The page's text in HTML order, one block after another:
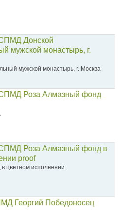
Донской
мужской монастырь, г.
мужской монастырь, г. Москва
Роза Алмазный фонд
Роза Алмазный фонд в
proof
цветном исполнении
Георгий Победоносец